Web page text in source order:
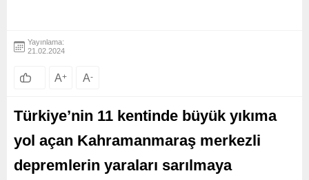
Yayınlama:
21.02.2024
A+ A-
Türkiye’nin 11 kentinde büyük yıkıma
yol açan Kahramanmaraş merkezli
depremlerin yaraları sarılmaya